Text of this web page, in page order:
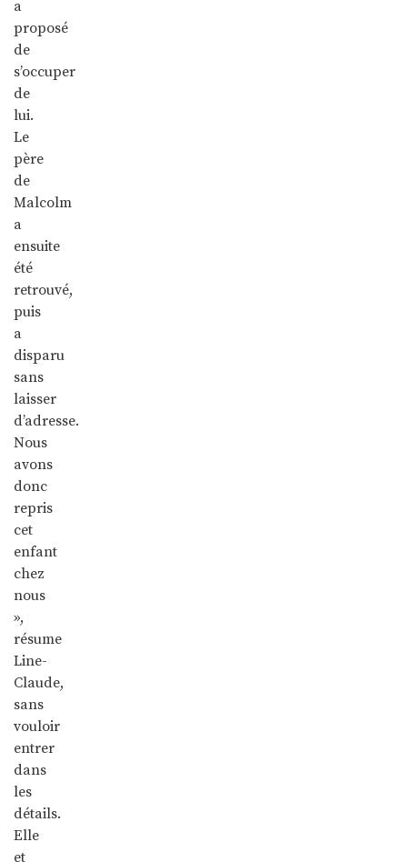
a
proposé
de
s’occuper
de
lui.
Le
père
de
Malcolm
a
ensuite
été
retrouvé,
puis
a
disparu
sans
laisser
d’adresse.
Nous
avons
donc
repris
cet
enfant
chez
nous
»,
résume
Line-
Claude,
sans
vouloir
entrer
dans
les
détails.
Elle
et